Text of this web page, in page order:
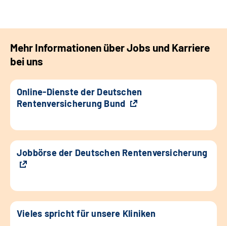
Mehr Informationen über Jobs und Karriere
bei uns
Online-Dienste der Deutschen
Rentenversicherung Bund
Jobbörse der Deutschen Rentenversicherung
Vieles spricht für unsere Kliniken